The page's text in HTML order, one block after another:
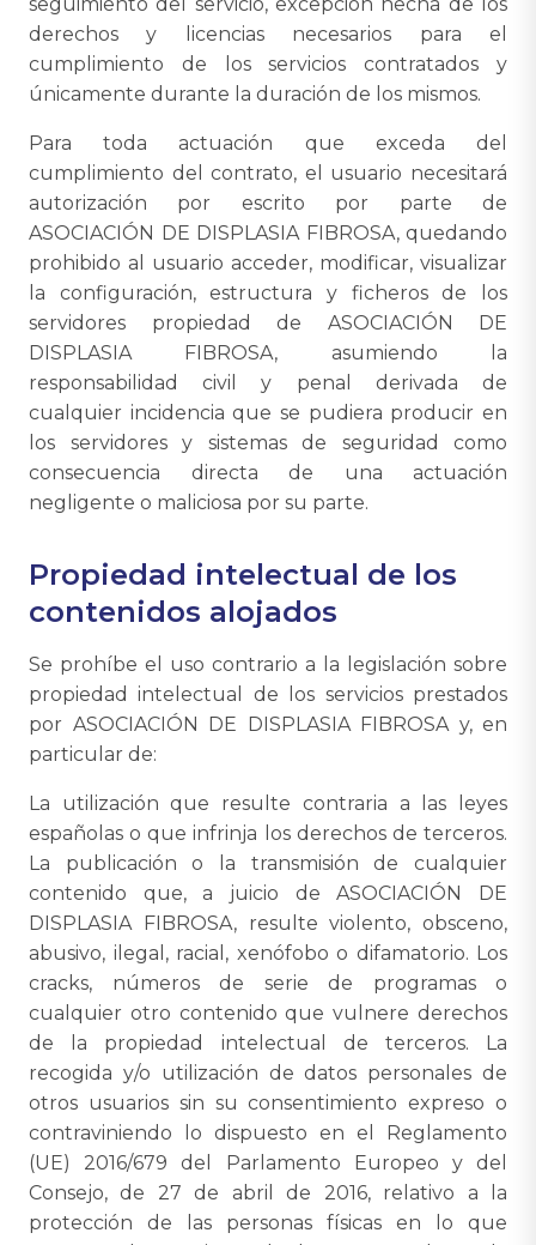
derechos y licencias necesarios para el
cumplimiento de los servicios contratados y
únicamente durante la duración de los mismos.
Para toda actuación que exceda del
cumplimiento del contrato, el usuario necesitará
autorización por escrito por parte de
ASOCIACIÓN DE DISPLASIA FIBROSA, quedando
prohibido al usuario acceder, modificar, visualizar
la configuración, estructura y ficheros de los
servidores propiedad de ASOCIACIÓN DE
DISPLASIA FIBROSA, asumiendo la
responsabilidad civil y penal derivada de
cualquier incidencia que se pudiera producir en
los servidores y sistemas de seguridad como
consecuencia directa de una actuación
negligente o maliciosa por su parte.
Propiedad intelectual de los
contenidos alojados
Se prohíbe el uso contrario a la legislación sobre
propiedad intelectual de los servicios prestados
por ASOCIACIÓN DE DISPLASIA FIBROSA y, en
particular de:
La utilización que resulte contraria a las leyes
españolas o que infrinja los derechos de terceros.
La publicación o la transmisión de cualquier
contenido que, a juicio de ASOCIACIÓN DE
DISPLASIA FIBROSA, resulte violento, obsceno,
abusivo, ilegal, racial, xenófobo o difamatorio. Los
cracks, números de serie de programas o
cualquier otro contenido que vulnere derechos
de la propiedad intelectual de terceros. La
recogida y/o utilización de datos personales de
otros usuarios sin su consentimiento expreso o
contraviniendo lo dispuesto en el Reglamento
(UE) 2016/679 del Parlamento Europeo y del
Consejo, de 27 de abril de 2016, relativo a la
protección de las personas físicas en lo que